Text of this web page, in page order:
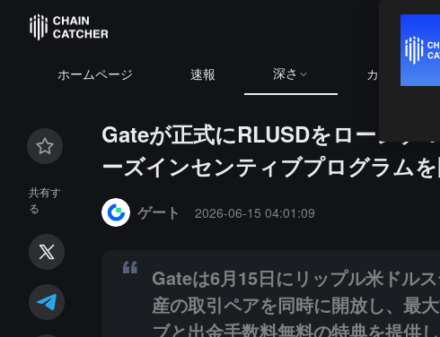
ホームページ 速報 深さ カレンダー
BTC
共有す
る
Gateが正式にRLUSDをローンチ
ーズインセンティブプログラム
Gateは6月15日にリップル米ドルステーブル
ゲート 2026-06-15 04:01:09
Gateは6月15日にリップル米ドル
産の取引ペアを同時に開放し、最
ブと出金手数料無料の特典を提供し